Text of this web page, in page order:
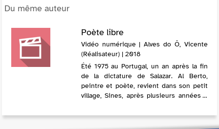
Du même auteur
Poète libre
Vidéo numérique | Alves do Ô, Vicente
(Réalisateur) | 2018
Été 1975 au Portugal, un an après la fin
de la dictature de Salazar. Al Berto,
peintre et poète, revient dans son petit
village, Sines, après plusieurs années à
commence à fréquenter les j...